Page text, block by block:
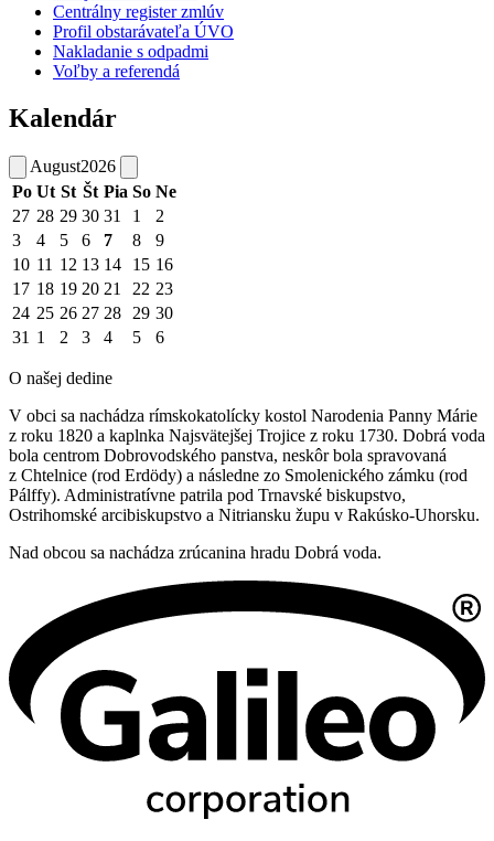
Centrálny register zmlúv
Profil obstarávateľa ÚVO
Nakladanie s odpadmi
Voľby a referendá
Kalendár
August2026
Po Ut St Št Pia So Ne
27 28 29 30 31 1
2
3
4 5 6 7 8
9
10 11 12 13 14 15 16
17 18 19 20 21 22 23
24 25 26 27 28 29 30
31 1 2 3 4 5 6
O našej dedine
V obci sa nachádza rímskokatolícky kostol Narodenia Panny Márie
z roku 1820 a kaplnka Najsvätejšej Trojice z roku 1730. Dobrá voda
bola centrom Dobrovodského panstva, neskôr bola spravovaná
z Chtelnice (rod Erdödy) a následne zo Smolenického zámku (rod
Pálffy). Administratívne patrila pod Trnavské biskupstvo,
Ostrihomské arcibiskupstvo a Nitriansku župu v Rakúsko-Uhorsku.
Nad obcou sa nachádza zrúcanina hradu Dobrá voda.